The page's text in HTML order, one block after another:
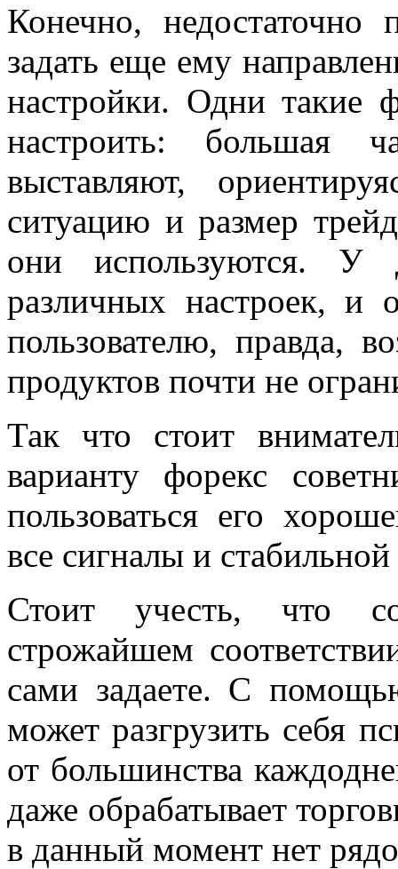
Конечно,
задать еще ему
настройки. Одни такие
настроить: большая
выставляют,
ситуацию и размер
они используются. У
различных настроек,
пользователю, правда,
продуктов почти не
Так что стоит
варианту форекс
пользоваться его
все сигналы и
Стоит учесть, что
строжайшем
сами задаете. С
может разгрузить себя
от большинства
даже обрабатывает
в данный момент нет